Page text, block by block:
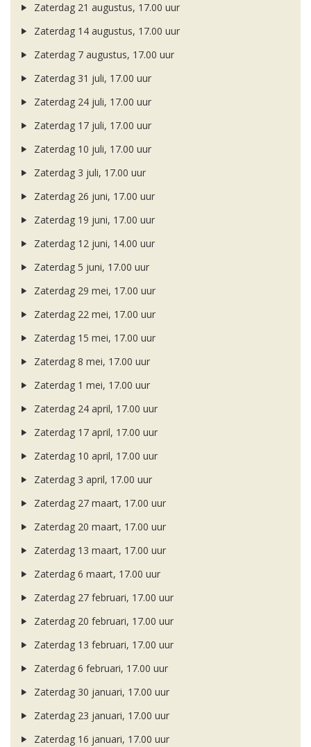
Zaterdag 21 augustus, 17.00 uur
Zaterdag 14 augustus, 17.00 uur
Zaterdag 7 augustus, 17.00 uur
Zaterdag 31 juli, 17.00 uur
Zaterdag 24 juli, 17.00 uur
Zaterdag 17 juli, 17.00 uur
Zaterdag 10 juli, 17.00 uur
Zaterdag 3 juli, 17.00 uur
Zaterdag 26 juni, 17.00 uur
Zaterdag 19 juni, 17.00 uur
Zaterdag 12 juni, 14.00 uur
Zaterdag 5 juni, 17.00 uur
Zaterdag 29 mei, 17.00 uur
Zaterdag 22 mei, 17.00 uur
Zaterdag 15 mei, 17.00 uur
Zaterdag 8 mei, 17.00 uur
Zaterdag 1 mei, 17.00 uur
Zaterdag 24 april, 17.00 uur
Zaterdag 17 april, 17.00 uur
Zaterdag 10 april, 17.00 uur
Zaterdag 3 april, 17.00 uur
Zaterdag 27 maart, 17.00 uur
Zaterdag 20 maart, 17.00 uur
Zaterdag 13 maart, 17.00 uur
Zaterdag 6 maart, 17.00 uur
Zaterdag 27 februari, 17.00 uur
Zaterdag 20 februari, 17.00 uur
Zaterdag 13 februari, 17.00 uur
Zaterdag 6 februari, 17.00 uur
Zaterdag 30 januari, 17.00 uur
Zaterdag 23 januari, 17.00 uur
Zaterdag 16 januari, 17.00 uur